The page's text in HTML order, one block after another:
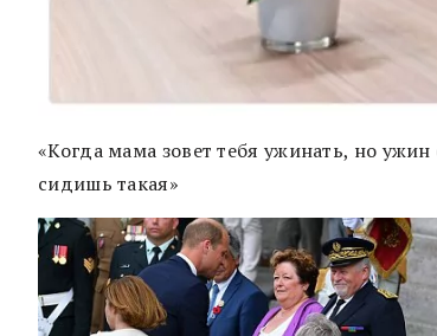
«Когда мама зовет тебя ужинать, но
сидишь такая»